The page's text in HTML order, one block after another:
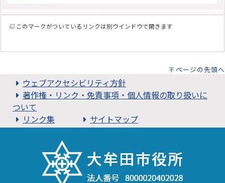
このマークがついているリンクは別ウインドウで開きます
ページの先頭へ
ウェブアクセシビリティ方針
著作権・リンク・免責事項・個人情報の取り扱いに
ついて
リンク集
サイトマップ